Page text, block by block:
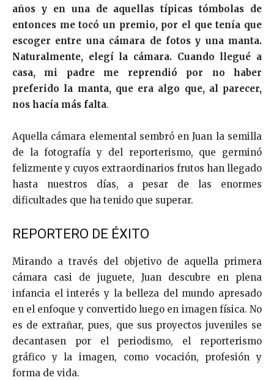
años y en una de aquellas típicas tómbolas de
entonces me tocó un premio, por el que tenía que
escoger entre una cámara de fotos y una manta.
Naturalmente, elegí la cámara. Cuando llegué a
casa, mi padre me reprendió por no haber
preferido la manta, que era algo que, al parecer,
nos hacía más falta.
Aquella cámara elemental sembró en Juan la semilla
de la fotografía y del reporterismo, que germinó
felizmente y cuyos extraordinarios frutos han llegado
hasta nuestros días, a pesar de las enormes
dificultades que ha tenido que superar.
REPORTERO DE ÉXITO
Mirando a través del objetivo de aquella primera
cámara casi de juguete, Juan descubre en plena
infancia el interés y la belleza del mundo apresado
en el enfoque y convertido luego en imagen física. No
es de extrañar, pues, que sus proyectos juveniles se
decantasen por el periodismo, el reporterismo
gráfico y la imagen, como vocación, profesión y
forma de vida.